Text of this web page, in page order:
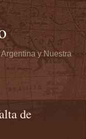
y Nuestra
de